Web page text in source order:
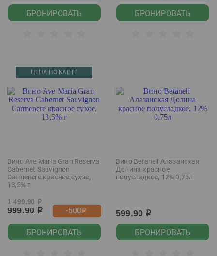
БРОНИРОВАТЬ БРОНИРОВАТЬ
ЦЕНА ПО КАРТЕ
Вино Ave Maria Gran Reserva
Cabernet Sauvignon
Carmenere красное сухое,
13,5% г
1 499.90 р
999.90 р -500р
БРОНИРОВАТЬ
Вино Betaneli Алазанская
Долина красное
полусладкое, 12% 0,75л
599.90 р
БРОНИРОВАТЬ